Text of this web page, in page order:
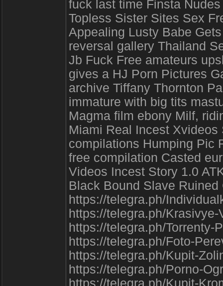
fuck last time Finsta
Topless Sister Sites Sex
Appealing Lusty Babe
reversal gallery Thailand
Jb Fuck Free amateurs
gives a HJ Porn Pictures
archive Tiffany Thornton
immature with big tits
Magma film ebony Milf,
Miami Real Incest
compilations Humping Pic
free compilation Casted
Videos Incest Story 1.0
Black Bound Slave
https://telegra.ph/
https://telegra.ph/
https://telegra.ph/Torrenty-
https://telegra.ph/Foto-
https://telegra.ph/Kupit-
https://telegra.ph/Porno-
https://telegra.ph/Kupit-